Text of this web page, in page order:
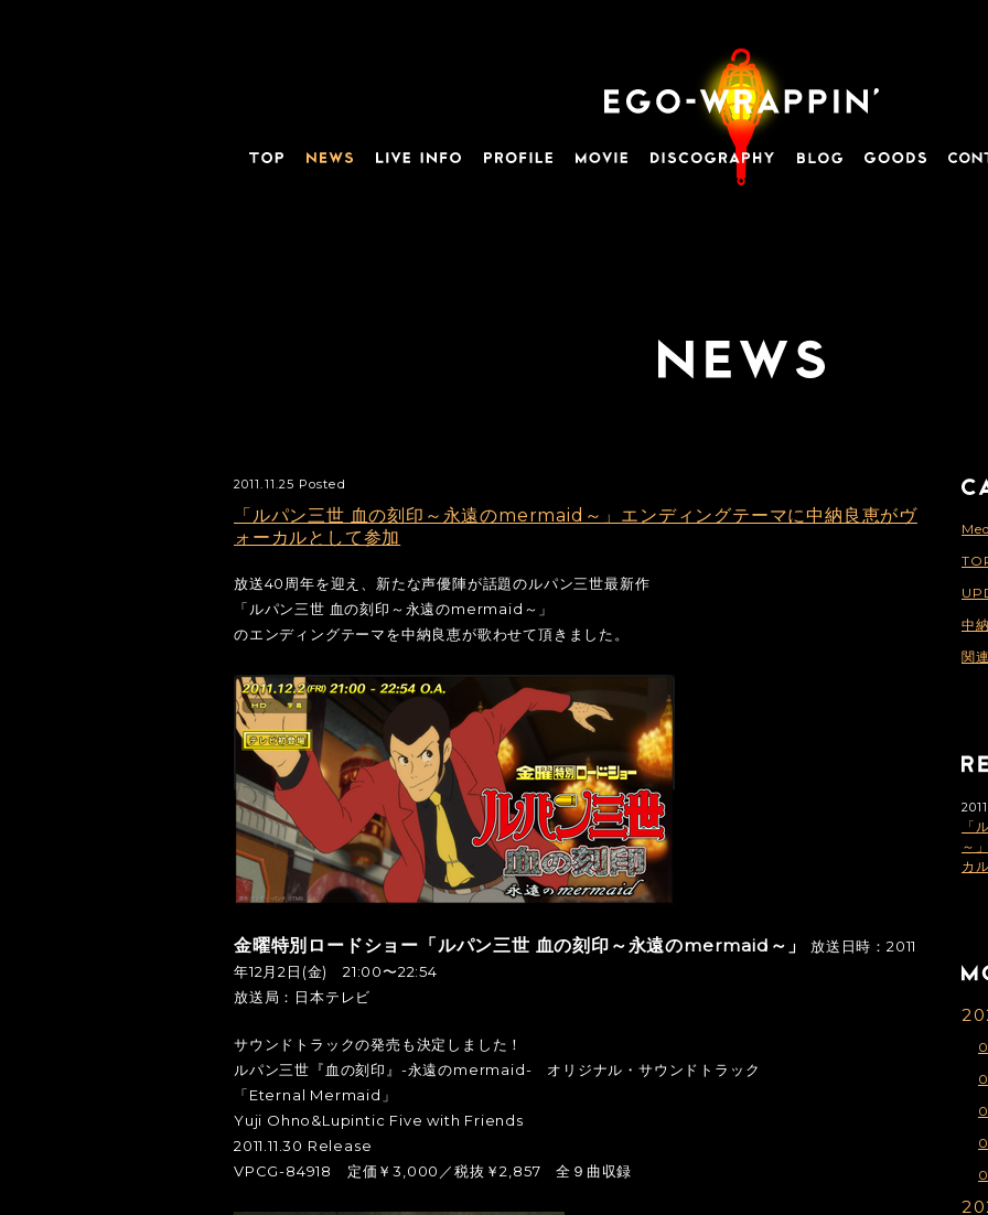
2011.11.25 Posted
「ルパン三世 血の刻印～永遠のmermaid～」エンディングテーマに中納良恵がヴ
ォーカルとして参加
放送40周年を迎え、新たな声優陣が話題のルパン三世最新作
「ルパン三世 血の刻印～永遠のmermaid～」
のエンディングテーマを中納良恵が歌わせて頂きました。
金曜特別ロードショー「ルパン三世 血の刻印～永遠のmermaid～」
放送日時：2011
年12月2日(金) 21:00〜22:54
放送局：日本テレビ
サウンドトラックの発売も決定しました！
ルパン三世『血の刻印』-永遠のmermaid- オリジナル・サウンドトラック
「Eternal Mermaid」
Yuji Ohno&Lupintic Five with Friends
2011.11.30 Release
VPCG-84918 定価￥3,000／税抜￥2,857 全９曲収録
中
関
「
～
カ